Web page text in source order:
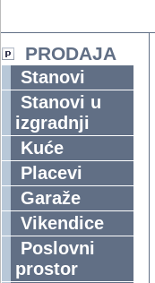
PRODAJA
Stanovi
Stanovi u
izgradnji
Kuće
Placevi
Garaže
Vikendice
Poslovni
prostor